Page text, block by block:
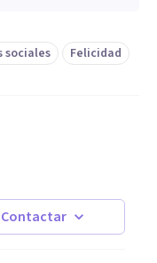
sociales Felicidad
Contactar